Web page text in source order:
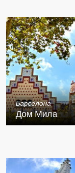
Барселона
Дом Мила